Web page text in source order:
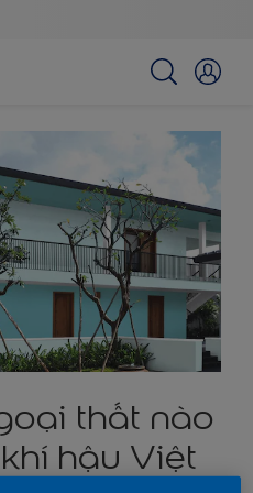
thất nào
hậu Việt